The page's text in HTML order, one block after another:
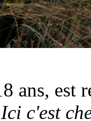
ans, est
Ici c'est